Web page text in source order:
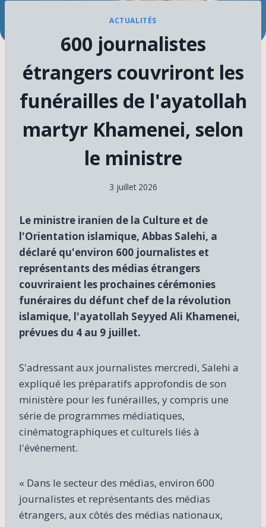
ACTUALITÉS
600 journalistes
étrangers couvriront les
funérailles de l'ayatollah
martyr Khamenei, selon
le ministre
3 juillet 2026
Le ministre iranien de la Culture et de
l'Orientation islamique, Abbas Salehi, a
déclaré qu'environ 600 journalistes et
représentants des médias étrangers
couvriraient les prochaines cérémonies
funéraires du défunt chef de la révolution
islamique, l'ayatollah Seyyed Ali Khamenei,
prévues du 4 au 9 juillet.
S'adressant aux journalistes mercredi, Salehi a
expliqué les préparatifs approfondis de son
ministère pour les funérailles, y compris une
série de programmes médiatiques,
cinématographiques et culturels liés à
l'événement.
« Dans le secteur des médias, environ 600
journalistes et représentants des médias
étrangers, aux côtés des médias nationaux,